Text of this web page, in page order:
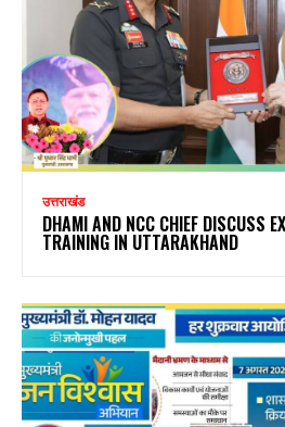
उत्तराखंड
DHAMI AND NCC CHIEF DISCUSS
TRAINING IN UTTARAKHAND